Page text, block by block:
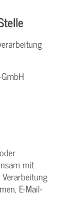
mit
E-Mail-